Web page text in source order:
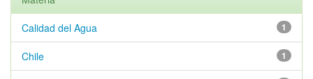
1
Calidad del Agua
1
Chile